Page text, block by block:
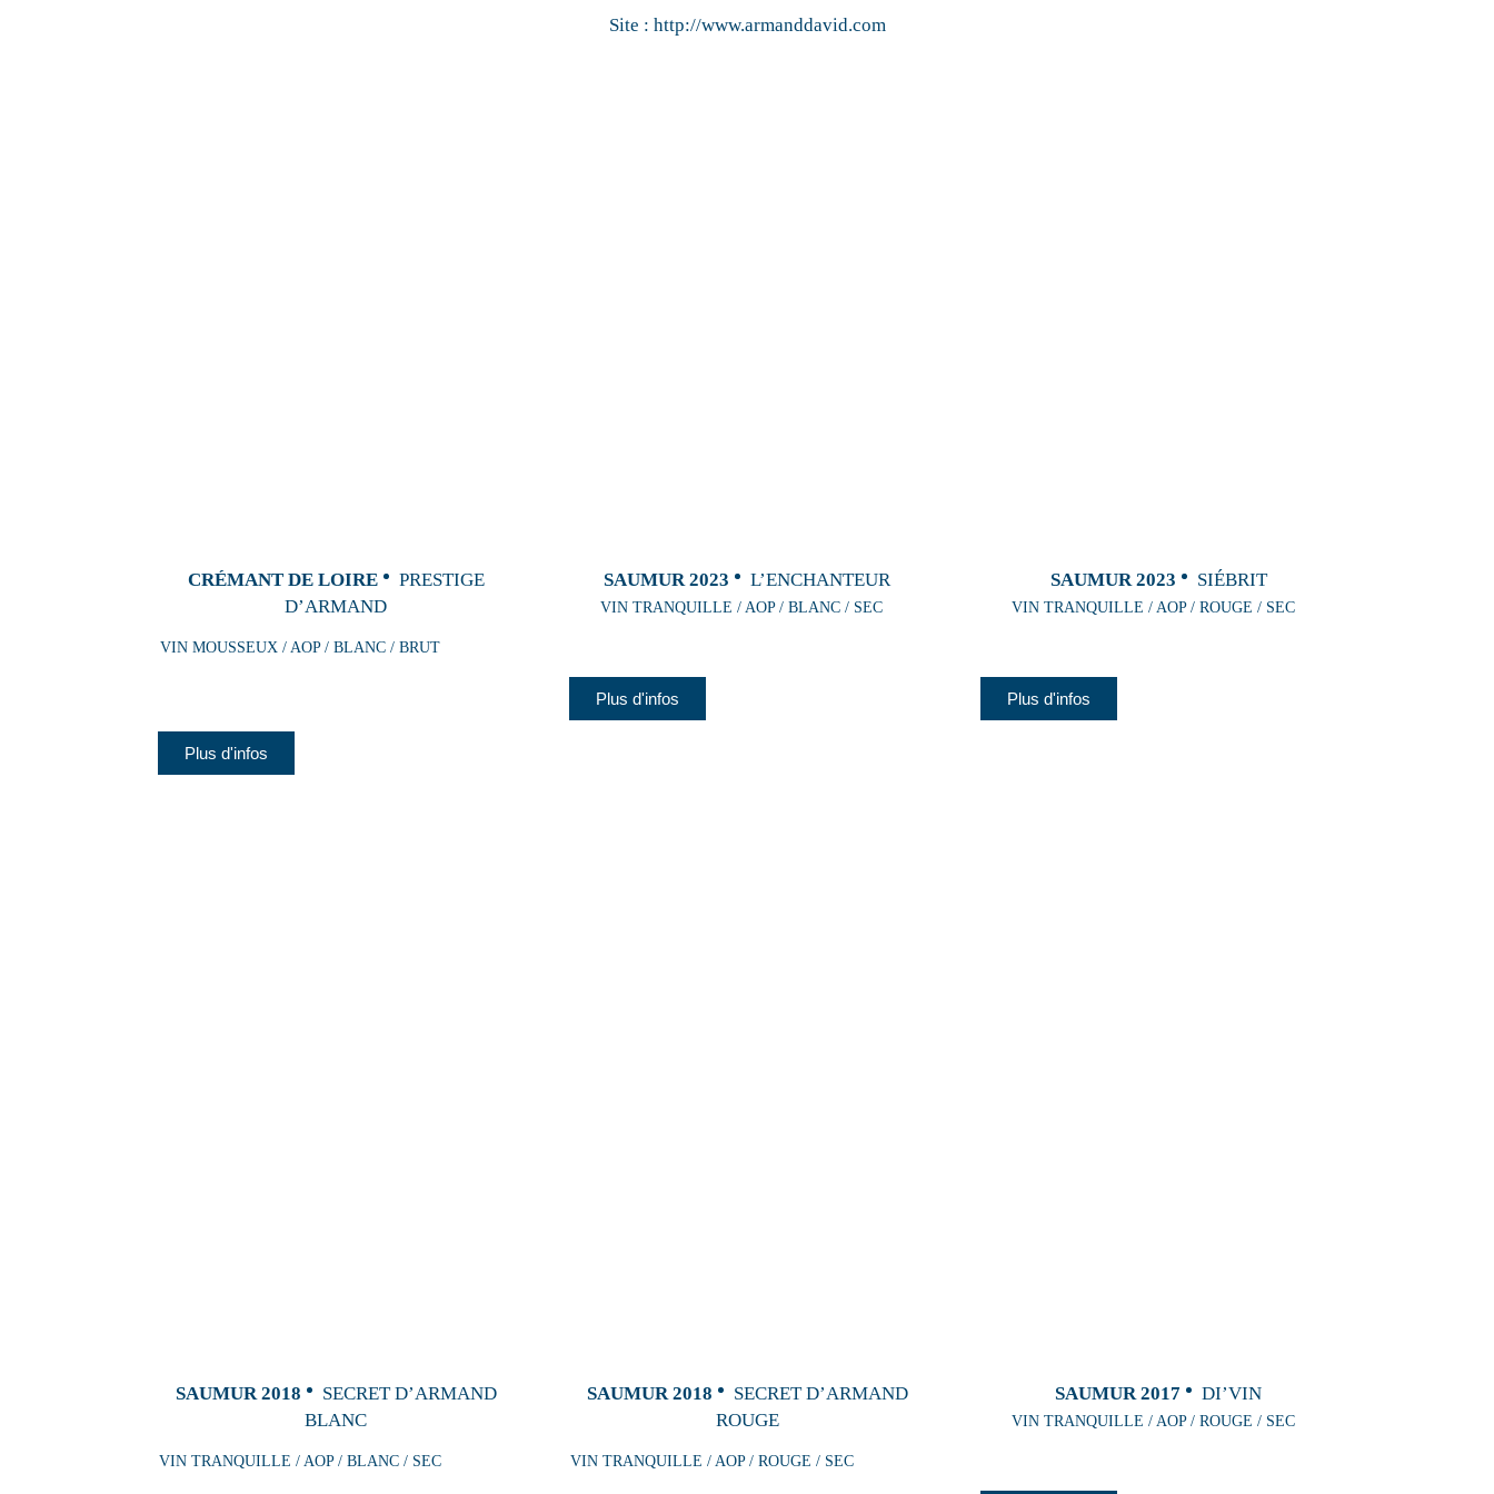
Site : http://www.armanddavid.com
CRÉMANT DE LOIRE
PRESTIGE
D’ARMAND
VIN MOUSSEUX / AOP / BLANC / BRUT
Plus d'infos
SAUMUR 2023 L’ENCHANTEUR
VIN TRANQUILLE / AOP / BLANC / SEC
Plus d'infos
SAUMUR 2023 SIÉBRIT
VIN TRANQUILLE / AOP / ROUGE / SEC
Plus d'infos
SAUMUR 2018
SECRET D’ARMAND
BLANC
VIN TRANQUILLE / AOP / BLANC / SEC
SAUMUR 2018
SECRET D’ARMAND
ROUGE
VIN TRANQUILLE / AOP / ROUGE / SEC
SAUMUR 2017 DI’VIN
VIN TRANQUILLE / AOP / ROUGE / SEC